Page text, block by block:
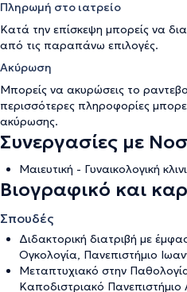
Πληρωμή στο ιατρείο
Κατά την επίσκεψη μπορείς να
από τις παραπάνω επιλογές.
Ακύρωση
Μπορείς να ακυρώσεις το
περισσότερες πληροφορίες
ακύρωσης.
Συνεργασίες με
Μαιευτική - Γυναικολογική
Βιογραφικό και
Σπουδές
Διδακτορική διατριβή με
Ογκολογία, Πανεπιστήμιο
Μεταπτυχιακό στην
Καποδιστριακό Πανεπιστήμιο